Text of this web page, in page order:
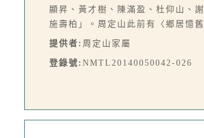
顯昇、黃才樹、陳滿盈、杜仰山、
施壽柏」。周定山此前有〈鄉居憶
提供者: 周定山家屬
登錄號: NMTL20140050042-026